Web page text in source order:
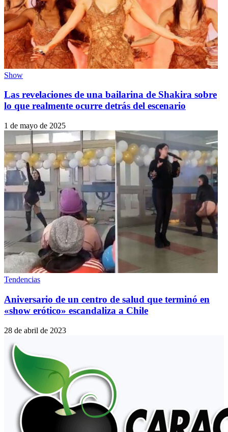
Show
Las revelaciones de una bailarina de Shakira sobre
lo que realmente ocurre detrás del escenario
1 de mayo de 2025
Tendencias
Aniversario de un centro de salud que terminó en
«show erótico» escandaliza a Chile
28 de abril de 2023